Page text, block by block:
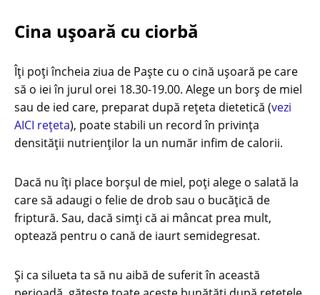
Cina uşoară cu ciorbă
Îți poți încheia ziua de Paște cu o cină ușoară pe care
să o iei în jurul orei 18.30-19.00. Alege un borș de miel
sau de ied care, preparat după rețeta dietetică (vezi
AICI rețeta), poate stabili un record în privința
densității nutrienților la un număr infim de calorii.
Dacă nu îți place borșul de miel, poți alege o salată la
care să adaugi o felie de drob sau o bucățică de
friptură. Sau, dacă simți că ai mâncat prea mult,
optează pentru o cană de iaurt semidegresat.
Și ca silueta ta să nu aibă de suferit în această